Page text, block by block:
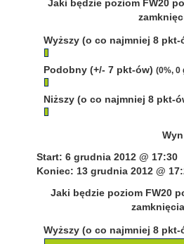
Jaki będzie poziom FW20
Wyższy (o co najmniej 8
Podobny (+/- 7 pkt-ów) (0%, 0
Niższy (o co najmniej 8 pkt-
Start: 6 grudnia 2012 @ 17:30
Koniec: 13 grudnia 2012 @
Jaki będzie poziom FW20
Wyższy (o co najmniej 8